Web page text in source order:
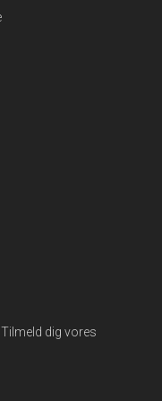
dig vores